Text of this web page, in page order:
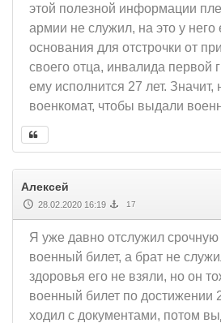
этой полезной информации
армии не служил, на это у него
основания для отстрочки от
своего отца, инвалида первой
ему исполнится 27 лет.
военкомат, чтобы выдали
Алексей
28.02.2020 16:19 17
Я уже давно отслужил
военный билет, а брат не
здоровья его не взяли, но он
военный билет по достижении
ходил с документами, потом